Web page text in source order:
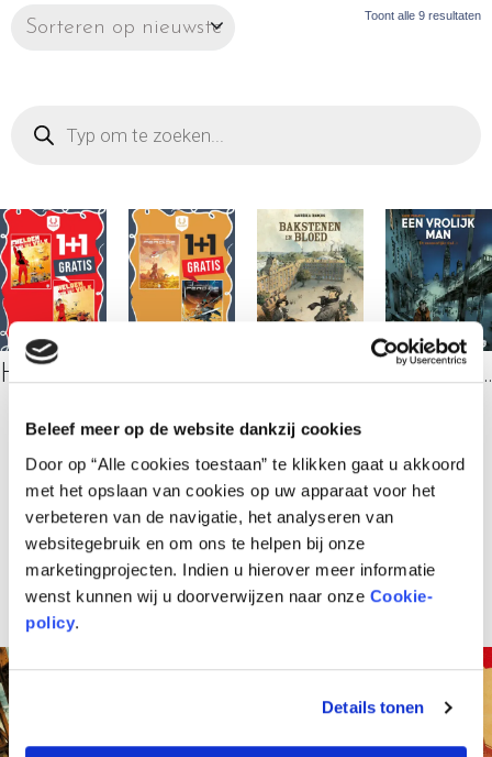
Beleef meer op de website dankzij cookies
Door op “Alle cookies toestaan” te klikken gaat u akkoord
met het opslaan van cookies op uw apparaat voor het
verbeteren van de navigatie, het analyseren van
websitegebruik en om ons te helpen bij onze
marketingprojecten. Indien u hierover meer informatie
wenst kunnen wij u doorverwijzen naar onze Cookie-
policy.
Details tonen
Toont alle 9 resultaten
Helden van het Volk 2 (1+1 GRATIS)
€21,95
in stock
TOEV
OEGE
N
AAN
WINK
GEN
Het Weeskind van Perdide (1+1 GRATIS)
€
21,95
in stock
TOEV
OEGE
N
AAN
WINK
GEN
Bakstenen en Bloed
€29,95
in stock
TOEV
OEGE
N
AAN
WINK
GEN
Een Vrolijk Man 2: De Monsterlijke Stad 2
TOEV
WINK
GEN